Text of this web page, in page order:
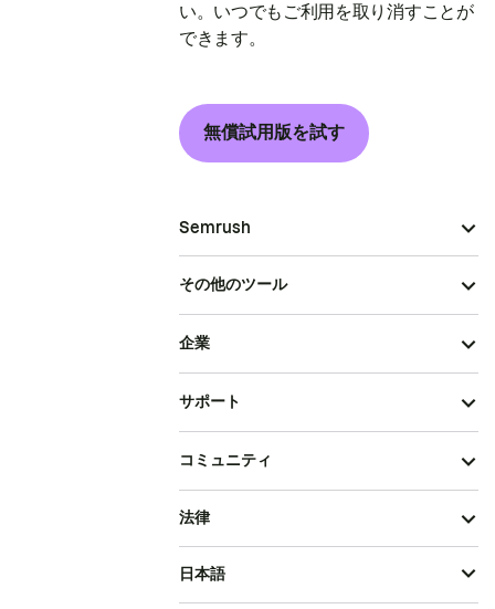
い。いつでもご利用を取り消すことが
できます。
無償試用版を試す
Semrush
その他のツール
企業
サポート
コミュニティ
法律
日本語